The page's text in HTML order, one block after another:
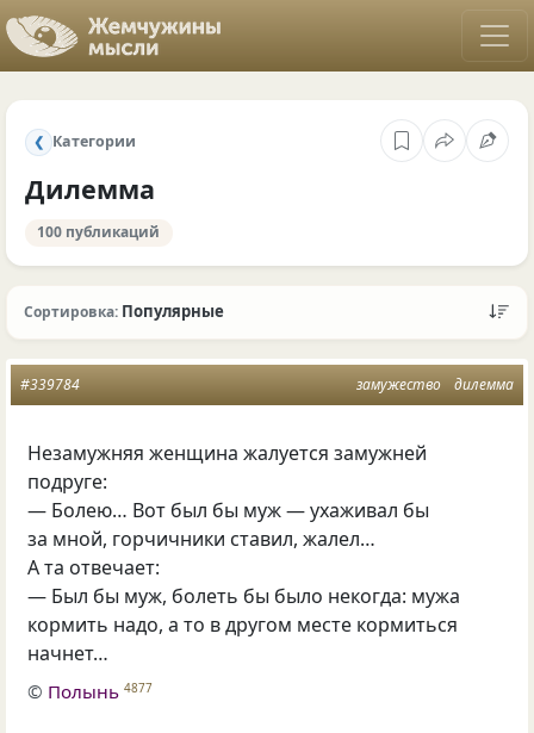
❮ Категории
Дилемма
100 публикаций
Сортировка: Популярные
замужество дилемма
#339784
Незамужняя женщина жалуется замужней
подруге:
— Болею… Вот был бы муж — ухаживал бы
за мной, горчичники ставил, жалел…
А та отвечает:
— Был бы муж, болеть бы было некогда: мужа
кормить надо, а то в другом месте кормиться
начнет…
© Полынь 4877